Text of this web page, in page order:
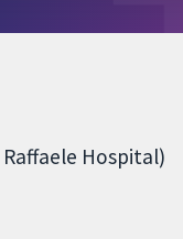
Hospital)